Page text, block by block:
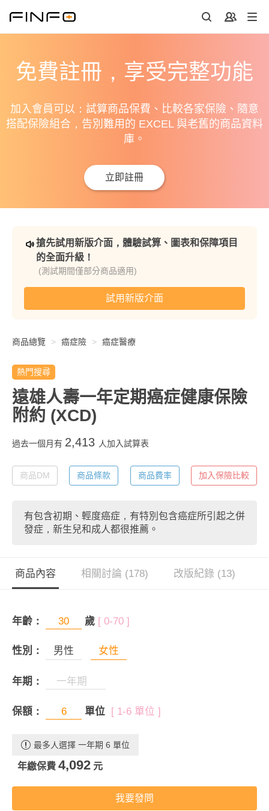
免費註冊，享受完整功能
加入會員可以：試算商品保費、比較各家保險、隨意
搭配保險組合，告別難用的 EXCEL 與老舊的商品資料
庫。
立即註冊
搶先試用新版介面，體驗試算、圖表和保障項目
的全面升級！
(測試期間僅部分商品適用)
試用新版介面
商品總覽 癌症險 癌症醫療
熱門搜尋
遠雄人壽一年定期癌症健康保險
附約 (XCD)
過去一個月有 2,413 人加入試算表
商品DM 商品條款 商品費率 加入保險比較
有包含初期、輕度癌症，有特別包含癌症所引起之併
發症，新生兒和成人都很推薦。
商品內容 相關討論 (178) 改版紀錄 (13)
年齡： 歲 [ 0-70 ]
性別： 男性 女性
年期：
保額： 單位 [ 1-6 單位 ]
最多人選擇 一年期 6 單位
年繳保費 4,092 元
我要發問